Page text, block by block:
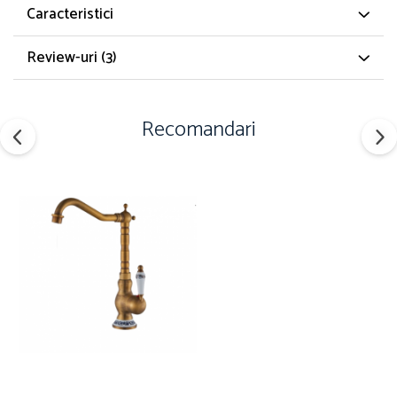
Caracteristici
Review-uri (3)
Recomandari